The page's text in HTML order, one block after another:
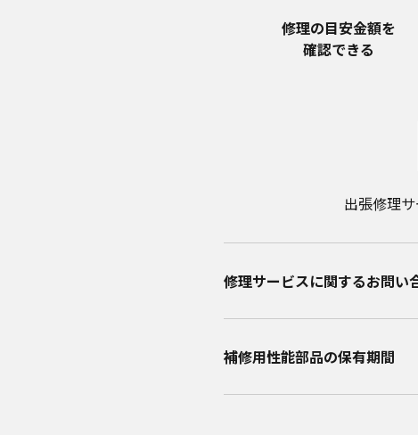
修理の目安金額を​
確認できる
出張修理
修理サービスに関するお問い
補修用性能部品の保有期間​